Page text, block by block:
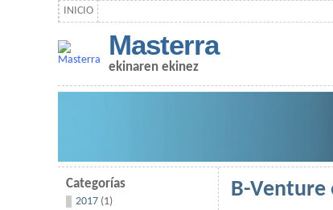
INICIO
Masterra
ekinaren ekinez
Categorías
2017 (1)
B-Venture